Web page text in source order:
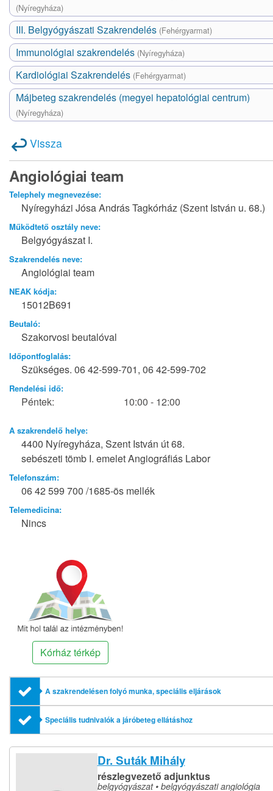
(Nyíregyháza)
III. Belgyógyászati Szakrendelés (Fehérgyarmat)
Immunológiai szakrendelés (Nyíregyháza)
Kardiológiai Szakrendelés (Fehérgyarmat)
Májbeteg szakrendelés (megyei hepatológiai centrum)
(Nyíregyháza)
Vissza
Angiológiai team
Telephely megnevezése:
Nyíregyházi Jósa András Tagkórház (Szent István u. 68.)
Működtető osztály neve:
Belgyógyászat I.
Szakrendelés neve:
Angiológiai team
NEAK kódja:
15012B691
Beutaló:
Szakorvosi beutalóval
Időpontfoglalás:
Szükséges. 06 42-599-701, 06 42-599-702
Rendelési idő:
Péntek: 10:00 - 12:00
A szakrendelő helye:
4400 Nyíregyháza, Szent István út 68.
sebészeti tömb I. emelet Angiográfiás Labor
Telefonszám:
06 42 599 700 /1685-ös mellék
Telemedicina:
Nincs
Kórház térkép
A szakrendelésen folyó munka, speciális eljárások
Speciális tudnivalók a járóbeteg ellátáshoz
Dr. Suták Mihály
részlegvezető adjunktus
belgyógyászat • belgyógyászati angiológia